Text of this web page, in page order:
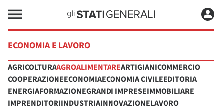
ECONOMIA E LAVORO
AGRICOLTURAAGROALIMENTAREARTIGIANICOMMERCIO
COOPERAZIONEECONOMIAECONOMIA CIVILEEDITORIA
ENERGIAFORMAZIONEGRANDI IMPRESEIMMOBILIARE
IMPRENDITORIINDUSTRIAINNOVAZIONELAVORO